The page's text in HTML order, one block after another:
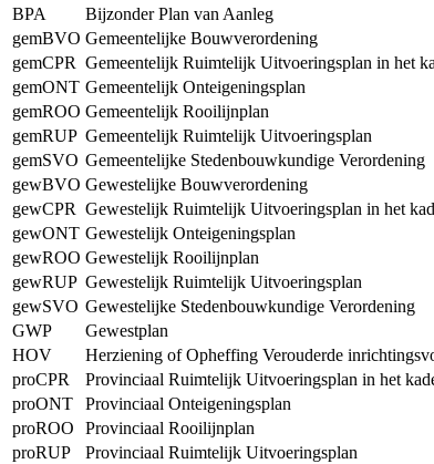
BPA
Bijzonder Plan van Aanleg
gemBVO Gemeentelijke Bouwverordening
gemCPR Gemeentelijk Ruimtelijk Uitvoeringsplan in het
gemONT Gemeentelijk Onteigeningsplan
gemROO Gemeentelijk Rooilijnplan
gemRUP Gemeentelijk Ruimtelijk Uitvoeringsplan
gemSVO Gemeentelijke Stedenbouwkundige Verordening
gewBVO Gewestelijke Bouwverordening
gewCPR Gewestelijk Ruimtelijk Uitvoeringsplan in het
gewONT Gewestelijk Onteigeningsplan
gewROO Gewestelijk Rooilijnplan
gewRUP Gewestelijk Ruimtelijk Uitvoeringsplan
gewSVO Gewestelijke Stedenbouwkundige Verordening
GWP
Gewestplan
HOV
Herziening of Opheffing Verouderde
proCPR
Provinciaal Ruimtelijk Uitvoeringsplan in het
proONT
Provinciaal Onteigeningsplan
proROO
Provinciaal Rooilijnplan
proRUP
Provinciaal Ruimtelijk Uitvoeringsplan